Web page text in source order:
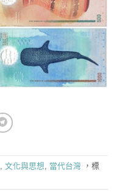
文化與思想 當代台灣 ，標